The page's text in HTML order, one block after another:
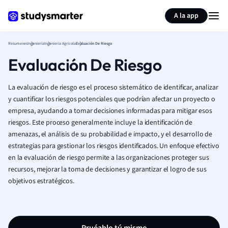
A la app
ResumenesIngenieríaIngeniería AgrícolaEvaluación De Riesgo
Evaluación De Riesgo
La evaluación de riesgo es el proceso sistemático de identificar, analizar
y cuantificar los riesgos potenciales que podrían afectar un proyecto o
empresa, ayudando a tomar decisiones informadas para mitigar esos
riesgos. Este proceso generalmente incluye la identificación de
amenazas, el análisis de su probabilidad e impacto, y el desarrollo de
estrategias para gestionar los riesgos identificados. Un enfoque efectivo
en la evaluación de riesgo permite a las organizaciones proteger sus
recursos, mejorar la toma de decisiones y garantizar el logro de sus
objetivos estratégicos.
Resumir página